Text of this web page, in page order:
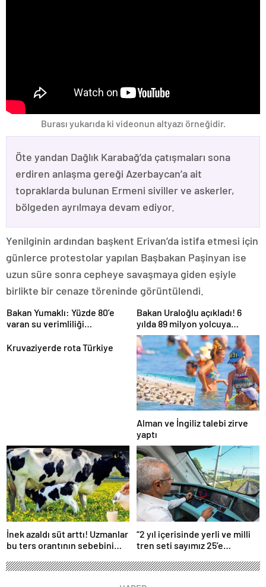
Burası yukarıda ki videonun altyazı örneğidir.
Öte yandan Dağlık Karabağ’da çatışmaları sona
erdiren anlaşma gereği Azerbaycan’a ait
topraklarda bulunan Ermeni siviller ve askerler,
bölgeden ayrılmaya devam ediyor.
Yenilginin ardından başkent Erivan’da istifa etmesi için
günlerce protestolar yapılan Başbakan Paşinyan ise
uzun süre sonra cepheye savaşmaya giden eşiyle
birlikte bir cenaze töreninde görüntülendi.
Bakan Yumaklı: Yüzde 80’e
varan su verimliliği
Bakan Uraloğlu açıkladı! 6
yılda 89 milyon yolcuya
hizmet verdi
Kruvaziyerde rota Türkiye
Alman ve İngiliz talebi zirve
yaptı
İnek azaldı süt arttı! Uzmanlar
bu ters orantının sebebini
“2 yıl içerisinde yerli ve milli
tren seti sayımız 25’e